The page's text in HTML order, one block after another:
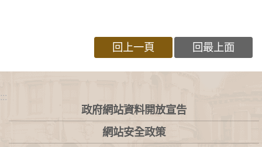
回上一頁 回最上面
:::
政府網站資料開放宣告
網站安全政策